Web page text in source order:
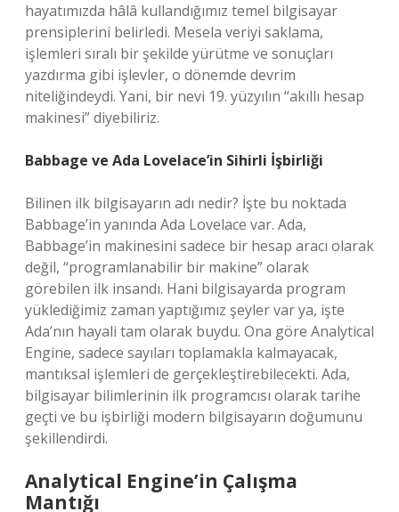
hayatımızda hâlâ kullandığımız temel bilgisayar
prensiplerini belirledi. Mesela veriyi saklama,
işlemleri sıralı bir şekilde yürütme ve sonuçları
yazdırma gibi işlevler, o dönemde devrim
niteliğindeydi. Yani, bir nevi 19. yüzyılın “akıllı hesap
makinesi” diyebiliriz.
Babbage ve Ada Lovelace’in Sihirli İşbirliği
Bilinen ilk bilgisayarın adı nedir? İşte bu noktada
Babbage’in yanında Ada Lovelace var. Ada,
Babbage’in makinesini sadece bir hesap aracı olarak
değil, “programlanabilir bir makine” olarak
görebilen ilk insandı. Hani bilgisayarda program
yüklediğimiz zaman yaptığımız şeyler var ya, işte
Ada’nın hayali tam olarak buydu. Ona göre Analytical
Engine, sadece sayıları toplamakla kalmayacak,
mantıksal işlemleri de gerçekleştirebilecekti. Ada,
bilgisayar bilimlerinin ilk programcısı olarak tarihe
geçti ve bu işbirliği modern bilgisayarın doğumunu
şekillendirdi.
Analytical Engine’in Çalışma
Mantığı